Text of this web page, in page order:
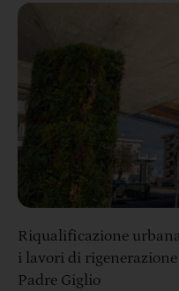
Riqualificazione
i lavori di
Padre Giglio